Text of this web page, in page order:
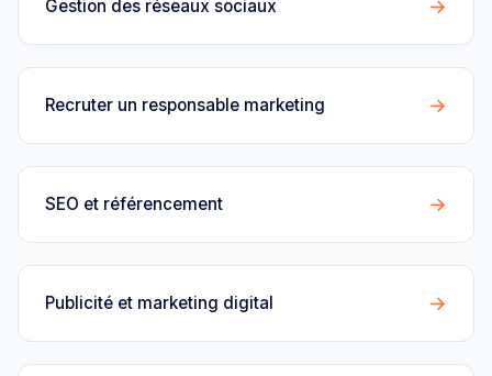
Gestion des réseaux sociaux →
Recruter un responsable marketing →
SEO et référencement →
Publicité et marketing digital →